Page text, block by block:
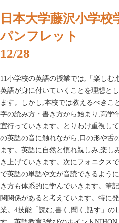
日本大学藤沢小学
パンフレット
12/28
11小学校の英語の授業では,「楽しむ
英語が身に付いていくことを理想と
ます。しかし,本校では教えるべきこ
字の読み方・書き方から始まり,高学
宜行っていきます。とりわけ重視し
の英語の音に触れながら,口の形や舌
ます。英語に自然と慣れ親しみ,楽し
き上げていきます。次にフォニクス
で英語の単語や文が音読できるよう
き方も体系的に学んでいきます。筆
関関係があると考えています。特に
業。4技能「読む,書く,聞く,話す」の